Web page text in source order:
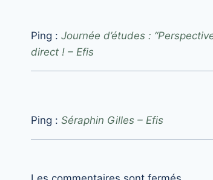
Ping : Journée d’études :
direct ! – Efis
Ping : Séraphin Gilles – Efis